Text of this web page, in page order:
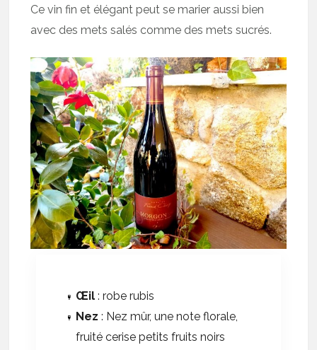
Ce vin fin et élégant peut se marier aussi bien
avec des mets salés comme des mets sucrés.
Œil : robe rubis
Nez : Nez mûr, une note florale,
fruité cerise petits fruits noirs